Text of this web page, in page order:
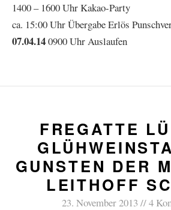
1400 – 1600 Uhr Kakao-Party
ca. 15:00 Uhr Übergabe Erlös
07.04.140900 Uhr Auslaufen
FREGATTE
GUNSTEN DER
LEITHOFF
23. November 2013 4